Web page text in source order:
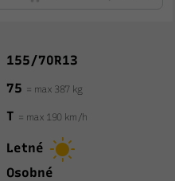
155/70R13
75 = max 387 kg
T = max 190 km/h
Letné
Osobné